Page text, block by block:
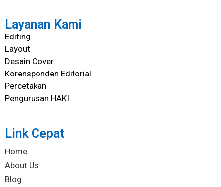
Layanan Kami
Editing
Layout
Desain Cover
Korensponden Editorial
Percetakan
Pengurusan HAKI
Link Cepat
Home
About Us
Blog